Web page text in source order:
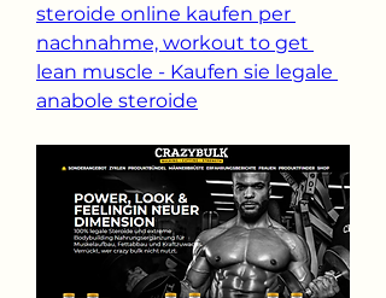
steroide online kaufen per
nachnahme, workout to get
lean muscle - Kaufen sie legale
anabole steroide